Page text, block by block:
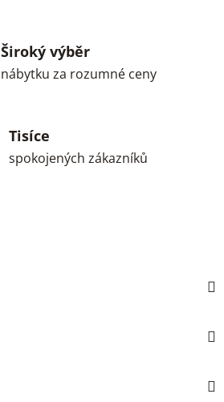
Široký výběr
nábytku za rozumné ceny
Tisíce
spokojených zákazníků